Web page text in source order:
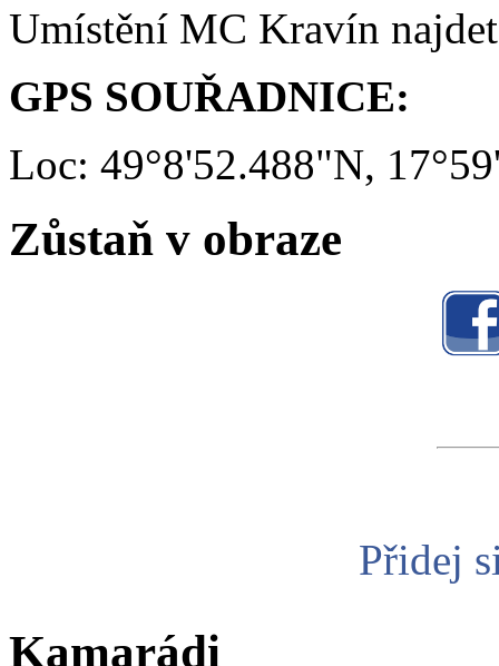
Umístění MC Kravín
GPS SOUŘADNICE:
Loc: 49°8'52.488"N,
Zůstaň v obraze
Přidej
Kamarádi